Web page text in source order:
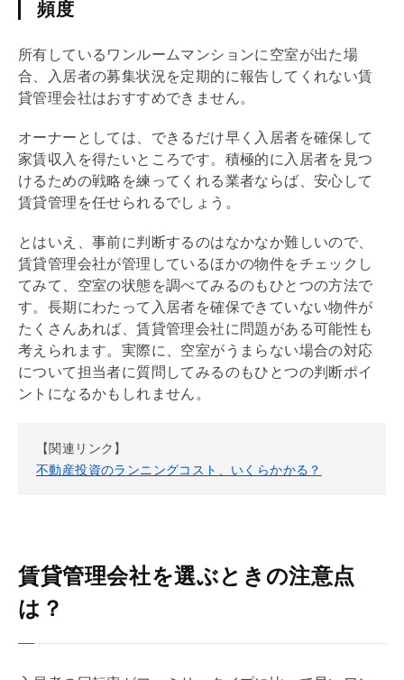
頻度
所有しているワンルームマンションに空室が出た場
合、入居者の募集状況を定期的に報告してくれない賃
貸管理会社はおすすめできません。
オーナーとしては、できるだけ早く入居者を確保して
家賃収入を得たいところです。積極的に入居者を見つ
けるための戦略を練ってくれる業者ならば、安心して
賃貸管理を任せられるでしょう。
とはいえ、事前に判断するのはなかなか難しいので、
賃貸管理会社が管理しているほかの物件をチェックし
てみて、空室の状態を調べてみるのもひとつの方法で
す。長期にわたって入居者を確保できていない物件が
たくさんあれば、賃貸管理会社に問題がある可能性も
考えられます。実際に、空室がうまらない場合の対応
について担当者に質問してみるのもひとつの判断ポイ
ントになるかもしれません。
【関連リンク】
不動産投資のランニングコスト、いくらかかる？
賃貸管理会社を選ぶときの注意点
は？